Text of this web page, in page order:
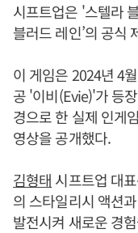
시프트업은 '스텔라
블러드 레인’의 공식
이 게임은 2024년 4
공 '이비(Evie)'가 등
경으로 한 실제 인게
영상을 공개했다.
김형태 시프트업 대
의 스타일리시 액션
발전시켜 새로운 경